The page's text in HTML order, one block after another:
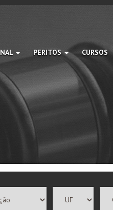
PERITOS CURSOS